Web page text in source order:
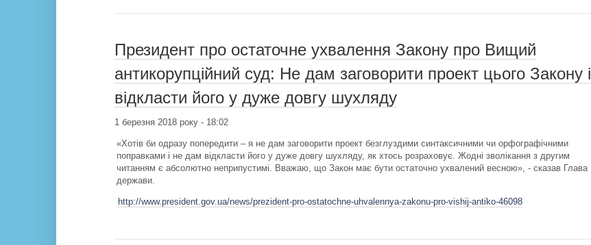
Президент про остаточне ухвалення Закону про Вищий
антикорупційний суд: Не дам заговорити проект цього Закону і
відкласти його у дуже довгу шухляду
1 березня 2018 року - 18:02
«Хотів би одразу попередити – я не дам заговорити проект безглуздими синтаксичними чи орфографічними
поправками і не дам відкласти його у дуже довгу шухляду, як хтось розраховує. Жодні зволікання з другим
читанням є абсолютно неприпустимі. Вважаю, що Закон має бути остаточно ухвалений весною», - сказав Глава
держави.
http://www.president.gov.ua/news/prezident-pro-ostatochne-uhvalennya-zakonu-pro-vishij-antiko-46098